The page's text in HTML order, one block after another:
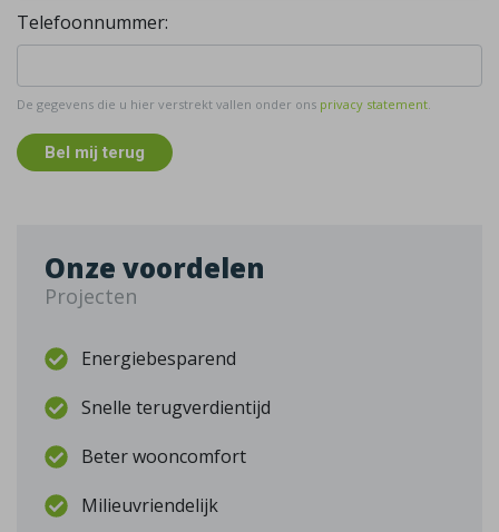
Telefoonnummer:
De gegevens die u hier verstrekt vallen onder ons privacy statement.
Bel mij terug
Onze voordelen
Projecten
Energiebesparend
Snelle terugverdientijd
Beter wooncomfort
Milieuvriendelijk